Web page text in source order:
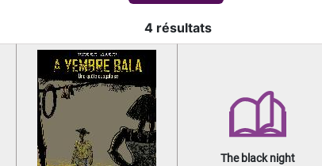
4 résultats
The black night